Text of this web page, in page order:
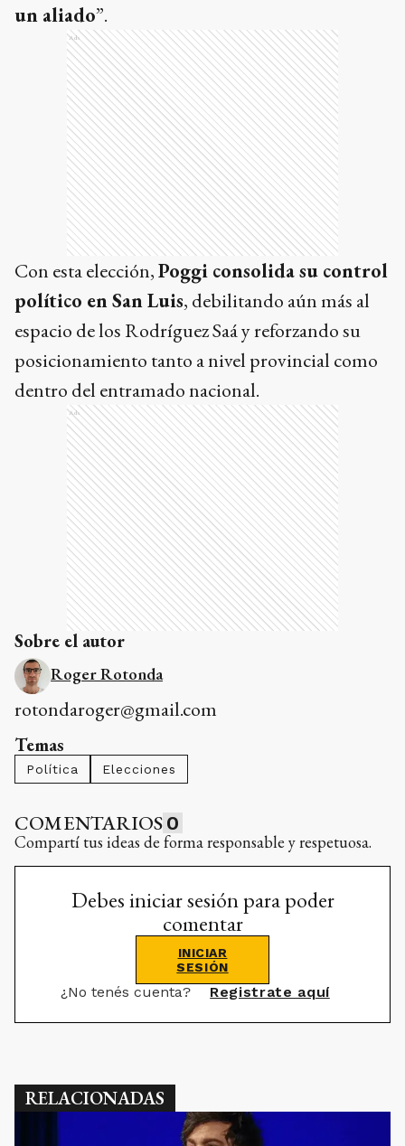
un aliado”.
Ads
Con esta elección,Poggi consolida su control
político en San Luis, debilitando aún más al
espacio de los Rodríguez Saá y reforzando su
posicionamiento tanto a nivel provincial como
dentro del entramado nacional.
Ads
Sobre el autor
Roger Rotonda
rotondaroger@gmail.com
Temas
Política Elecciones
COMENTARIOS 0
Compartí tus ideas de forma responsable y respetuosa.
Debes iniciar sesión para poder
comentar
INICIAR
SESIÓN
¿No tenés cuenta? Registrate aquí
RELACIONADAS